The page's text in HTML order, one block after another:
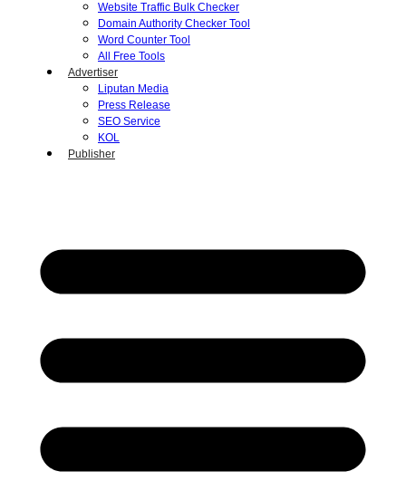
Website Traffic Bulk Checker
Domain Authority Checker Tool
Word Counter Tool
All Free Tools
Advertiser
Liputan Media
Press Release
SEO Service
KOL
Publisher